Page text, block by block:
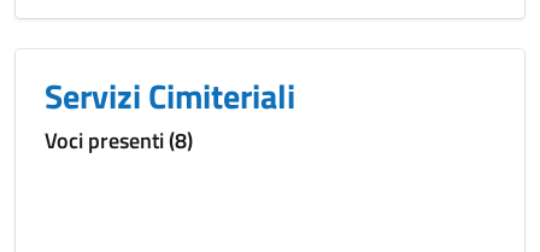
Servizi Cimiteriali
Voci presenti (8)